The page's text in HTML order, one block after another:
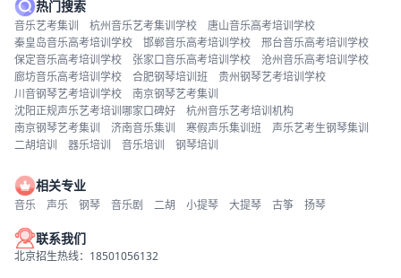
热门搜索
音乐艺考集训 杭州音乐艺考集训学校
唐山音乐高考培训学校
秦皇岛音乐高考培训学校
邯郸音乐高考培训学校
邢台音乐高考培训学校
保定音乐高考培训学校
张家口音乐高考培训学校
沧州音乐高考培训学校
廊坊音乐高考培训学校
合肥钢琴培训班
贵州钢琴艺考培训学校
川音钢琴艺考培训学校
南京钢琴艺考集训
沈阳正规声乐艺考培训哪家口碑好
杭州音乐艺考培训机构
南京钢琴艺考集训
济南音乐集训 寒假声乐集训班
声乐艺考生钢琴集训
二胡培训
器乐培训 音乐培训 钢琴培训
相关专业
音乐 声乐 钢琴 音乐剧 二胡 小提琴 大提琴 古筝 扬琴
联系我们
北京招生热线：18501056132